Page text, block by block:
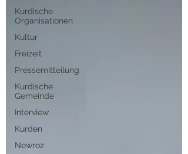
Kurdische
Organisationen
Kultur
Freizeit
Pressemitteilung
Kurdische
Gemeinde
Interview
Kurden
Newroz